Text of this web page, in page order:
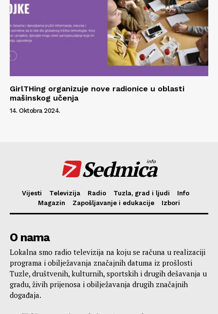
GirlTHing organizuje nove radionice u oblasti
mašinskog učenja
14. Oktobra 2024.
Sedmica
info
Vijesti Televizija Radio Tuzla, grad i ljudi
Info
Magazin
Zapošljavanje i edukacije Izbori
O nama
Lokalna smo radio televizija na koju se računa u realizaciji
programa i obilježavanja značajnih datuma iz prošlosti
Tuzle, društvenih, kulturnih, sportskih i drugih dešavanja u
gradu, živih prijenosa i obilježavanja drugih značajnih
događaja.